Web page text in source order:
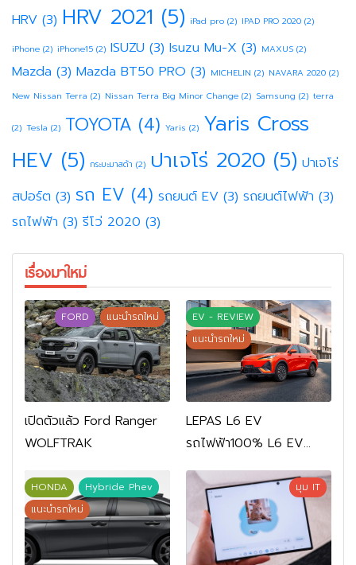
HRV (3) HRV 2021 (5) iPad pro (2) IPAD PRO 2020 (2)
iPhone (2) iPhone15 (2) ISUZU (3) Isuzu Mu-X (3) MAXUS (2)
Mazda (3) Mazda BT50 PRO (3) MICHELIN (2) NAVARA 2020 (2)
New Nissan Terra (2) Nissan Terra Big Minor Change (2) Samsung (2) terra
(2) Tesla (2) TOYOTA (4) Yaris (2) Yaris Cross
HEV (5) กระบะมาสด้า (2) ปาเจโร่ 2020 (5) ปาเจโร่
สปอร์ต (3) รถ EV (4) รถยนต์ EV (3) รถยนต์ไฟฟ้า (3)
รถไฟฟ้า (3) รีโว่ 2020 (3)
เรื่องมาใหม่
FORD แนะนำรถใหม่
เปิดตัวแล้ว Ford Ranger
WOLFTRAK
EV - REVIEW
แนะนำรถใหม่
LEPAS L6 EV
รถไฟฟ้า100% L6 EV
Comfort FWD 769,900
บาท L6 EV Premium
FWD 799,900 บาท
HONDA
Hybride Phev
แนะนำรถใหม่
มุม IT